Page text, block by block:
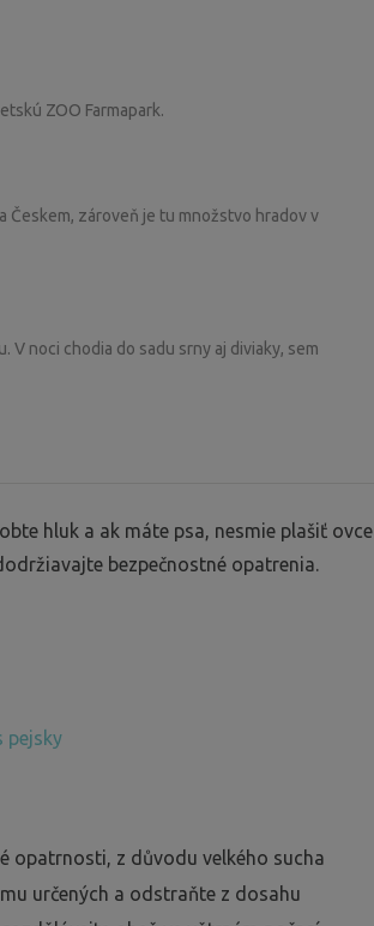
ZOO Farmapark.
Českem, zároveň je tu množstvo hradov v
V noci chodia do sadu srny aj diviaky, sem
hluk a ak máte psa, nesmie plašiť ovce
bezpečnostné opatrenia.
pejsky
opatrnosti, z důvodu velkého sucha
určených a odstraňte z dosahu